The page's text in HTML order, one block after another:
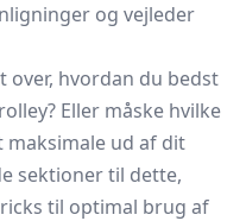
og vejleder
over, hvordan du bedst
Eller måske hvilke
ud af dit
sektioner til dette,
til optimal brug af